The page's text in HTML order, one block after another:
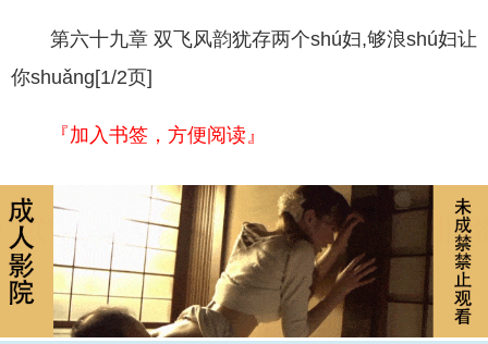
第六十九章 双飞风韵犹存两个shú妇,够浪shú妇让
你shuǎng[1/2页]
『加入书签，方便阅读』